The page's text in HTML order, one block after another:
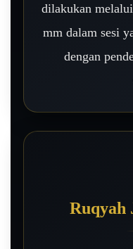
dilakukan
mm dalam sesi
dengan
Ruqyah